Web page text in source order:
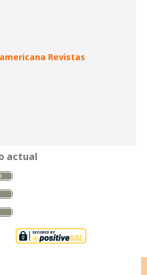
Revistas
actual